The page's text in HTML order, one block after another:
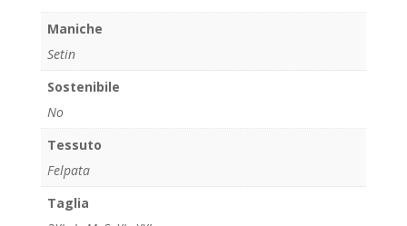
Maniche
Setin
Sostenibile
No
Tessuto
Felpata
Taglia